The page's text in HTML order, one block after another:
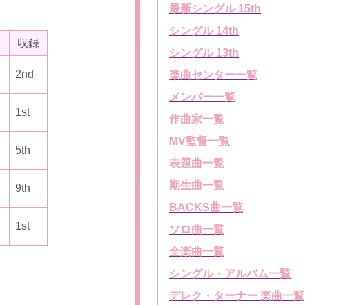
収録
2nd
1st
5th
9th
1st
最新シングル 15th
シングル 14th
シングル 13th
楽曲センター一覧
メンバー一覧
作曲家一覧
MV監督一覧
表題曲一覧
期生曲一覧
BACKS曲一覧
ソロ曲一覧
全楽曲一覧
シングル・アルバム一覧
デレク・ターナー 楽曲一覧